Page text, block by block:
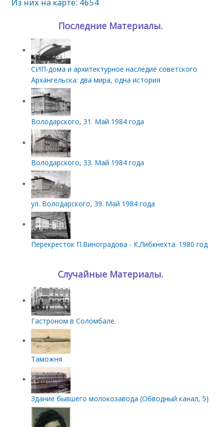
Из них на карте: 4654
Последние Материалы.
СИП‑дома и архитектурное наследие советского
Архангельска: два мира, одна история
Володарского, 31. Май 1984 года
Володарского, 33. Май 1984 года
ул. Володарского, 39. Май 1984 года
Перекресток П.Виноградова - К.Либкнехта. 1980 год
Случайные Материалы.
Гастроном в Соломбале.
Таможня
Здание бывшего молокозавода (Обводный канал, 5)